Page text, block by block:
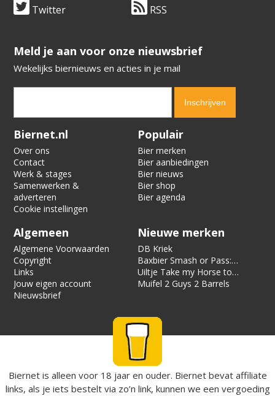
Twitter RSS
​​​​​​​Meld je aan voor onze nieuwsbrief
Wekelijks biernieuws en acties in je mail
Verification code:
Biernet.nl
Over ons
Contact
Werk & stages
Samenwerken &
adverteren
Cookie instellingen
Populair
Bier merken
Bier aanbiedingen
Bier nieuws
Bier shop
Bier agenda
Algemeen
Algemene Voorwaarden
Copyright
Links
Jouw eigen account
Nieuwsbrief
Nieuwe merken
DB Kriek
Baxbier Smash or Pass:
Strata
Uiltje Take my Horse to
the Hotel Room
Muifel 2 Guys 2 Barrels
Biernet is alleen voor 18 jaar en ouder. Biernet bevat affiliate
links, als je iets bestelt via zo’n link, kunnen we een vergoeding